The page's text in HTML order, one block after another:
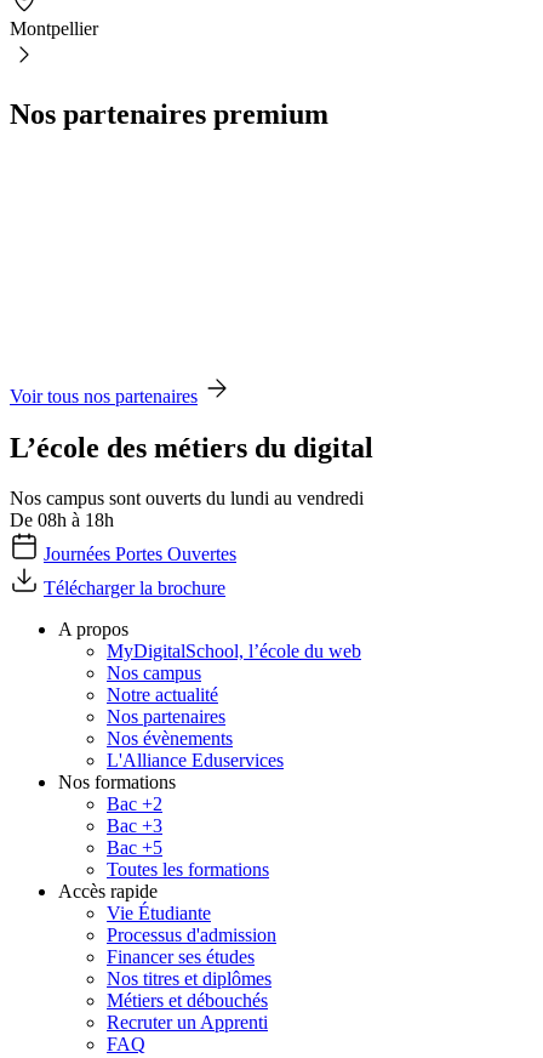
Montpellier
Nos partenaires premium
Voir tous nos partenaires
L’école des métiers du digital
Nos campus sont ouverts du lundi au vendredi
De 08h à 18h
Journées Portes Ouvertes
Télécharger la brochure
A propos
MyDigitalSchool, l’école du web
Nos campus
Notre actualité
Nos partenaires
Nos évènements
L'Alliance Eduservices
Nos formations
Bac +2
Bac +3
Bac +5
Toutes les formations
Accès rapide
Vie Étudiante
Processus d'admission
Financer ses études
Nos titres et diplômes
Métiers et débouchés
Recruter un Apprenti
FAQ